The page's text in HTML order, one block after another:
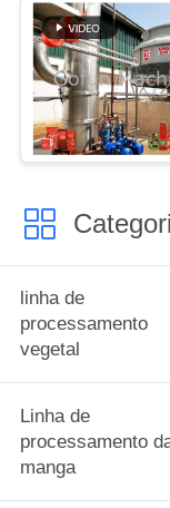
linha de
processamento
vegetal
Linha de
processamento
manga